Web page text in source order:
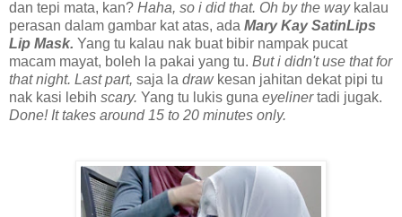
dan tepi mata, kan? Haha, so i did that. Oh by the waykalau
perasan dalam gambar kat atas, ada Mary Kay SatinLips
Lip Mask. Yang tu kalau nak buat bibir nampak pucat
macam mayat, boleh la pakai yang tu. But i didn't use that for
that night. Last part, saja la drawkesan jahitan dekat pipi tu
nak kasi lebih scary. Yang tu lukis guna eyelinertadi jugak.
Done! It takes around 15 to 20 minutes only.